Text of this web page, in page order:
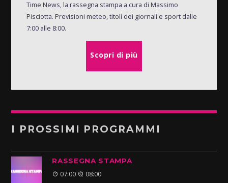
Time News, la rassegna stampa a cura di Massimo
Pisciotta. Previsioni meteo, titoli dei giornali e sport dalle
7:00 alle 8:00.
Scopri di più
I PROSSIMI PROGRAMMI
RASSEGNA STAMPA
07:00 08:00